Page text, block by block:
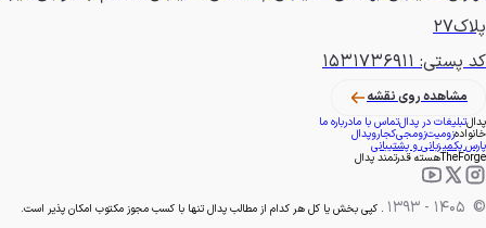
پلاک۲۷
کد پستی: ۱۵۳۱۷۳۶۹۱۱
مشاهده روی نقشه
پدالتبلیغات در پدالتماس با مادرباره ما
خانوادهزومیتزومجیکجاروپدال
پارس پکمیزبانی و پشتیبانی
TheForgeهسته قدرتمند پدال
©
1405
- 1393 . کپی بخش یا کل هر کدام از مطالب پدال تنها با کسب مجوز مکتوب امکان پذیر است.